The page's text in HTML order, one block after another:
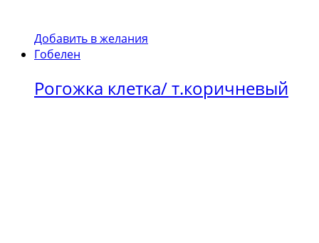
Добавить в желания
Гобелен
Рогожка клетка/ т.коричневый